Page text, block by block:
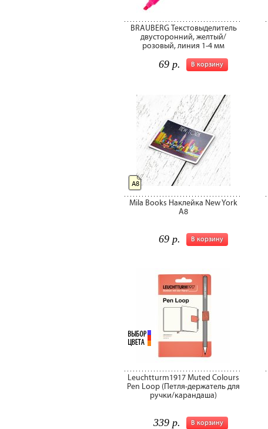
BRAUBERG Текстовыделитель
двусторонний, желтый/
розовый, линия 1-4 мм
В корзину
69 р.
Mila Books Наклейка New York
A8
В корзину
69 р.
A8
Leuchtturm1917 Muted Colours
Pen Loop (Петля-держатель для
ручки/карандаша)
В корзину
339 р.